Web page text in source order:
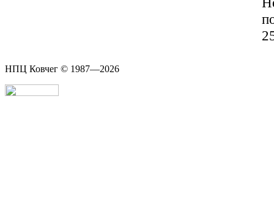
НПЦ Ковчег © 1987—2026